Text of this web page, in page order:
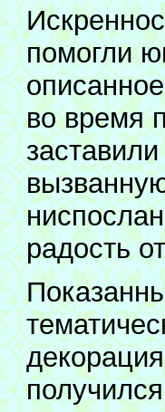
помогли
во время
радость